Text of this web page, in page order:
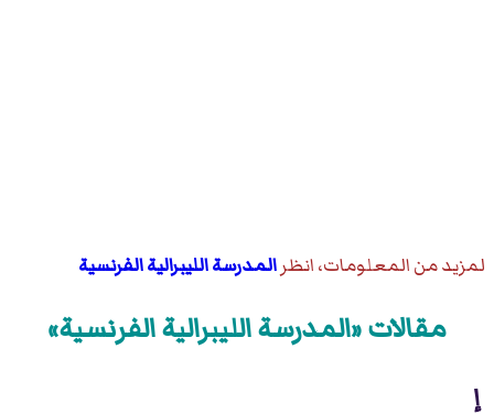
لمزيد من المعلومات، انظرالمدرسة الليبرالية الفرنسية
مقالات «المدرسة الليبرالية الفرنسية»
إ